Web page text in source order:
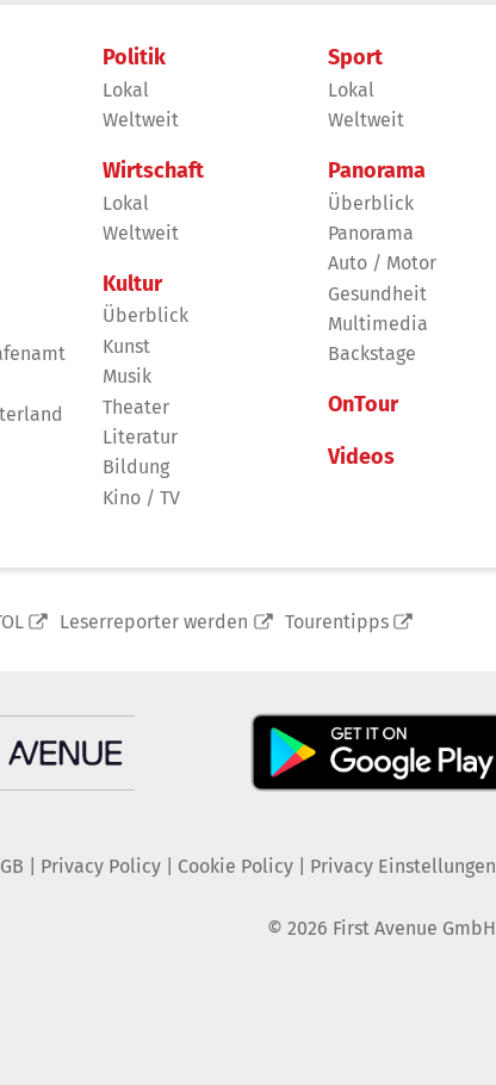
Politik
Lokal
Weltweit
Wirtschaft
Lokal
Weltweit
Kultur
Überblick
Kunst
Musik
Theater
Literatur
Bildung
Kino / TV
Sport
Lokal
Weltweit
Panorama
Überblick
Panorama
Auto / Motor
Gesundheit
Multimedia
Backstage
OnTour
Videos
Leserreporter werden Tourentipps
Privacy Policy| Cookie Policy| Privacy Einstellungen
© 2026 First Avenue GmbH